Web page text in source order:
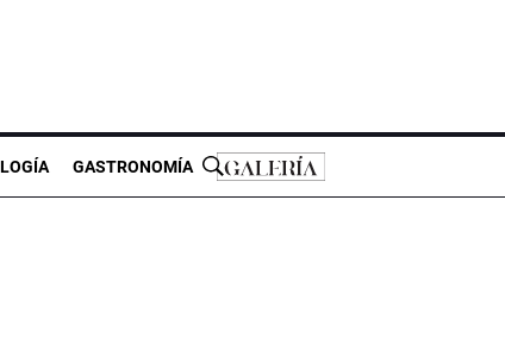
GASTRONOMÍA